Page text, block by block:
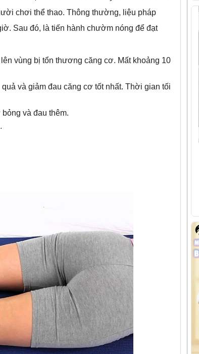
chơi thể thao. Thông thường, liệu pháp
Sau đó, là tiến hành chườm nóng để đạt
vùng bị tổn thương căng cơ. Mất khoảng 10
và giảm đau căng cơ tốt nhất. Thời gian tối
và đau thêm.